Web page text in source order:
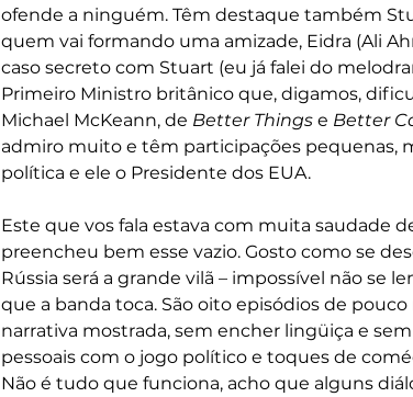
ofende a ninguém. Têm destaque também
quem vai formando uma amizade, Eidra (Ali
caso secreto com Stuart (eu já falei do
Primeiro Ministro britânico que, digamos,
Michael McKeann, de Better Things e Better
admiro muito e têm participações pequenas,
política e ele o Presidente dos EUA.
Este que vos fala estava com muita saudade
preencheu bem esse vazio. Gosto como se
Rússia será a grande vilã – impossível não se
que a banda toca. São oito episódios de
narrativa mostrada, sem encher lingüiça e
pessoais com o jogo político e toques de
Não é tudo que funciona, acho que alguns